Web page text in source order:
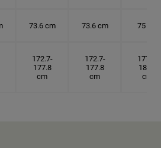
73.6 cm 73.6 cm 75 cm
172.7-
177.8
cm
172.7-
177.8
cm
177.8-
182.9
cm